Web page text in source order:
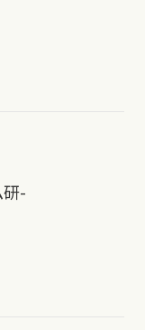
-